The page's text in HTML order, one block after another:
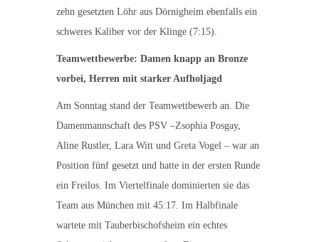
zehn gesetzten Löhr aus Dörnigheim ebenfalls ein
schweres Kaliber vor der Klinge (7:15).
Teamwettbewerbe: Damen knapp an Bronze
vorbei, Herren mit starker Aufholjagd
Am Sonntag stand der Teamwettbewerb an. Die
Damenmannschaft des PSV –Zsophia Posgay,
Aline Rustler, Lara Witt und Greta Vogel – war an
Position fünf gesetzt und hatte in der ersten Runde
ein Freilos. Im Viertelfinale dominierten sie das
Team aus München mit 45:17. Im Halbfinale
wartete mit Tauberbischofsheim ein echtes